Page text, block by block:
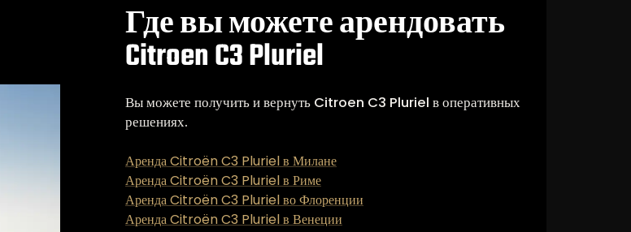
Где вы можете арендовать
Citroen C3 Pluriel
Вы можете получить и вернуть Citroen C3 Pluriel в оперативных
решениях.
Аренда Citroën C3 Pluriel в Милане
Аренда Citroën C3 Pluriel в Риме
Аренда Citroën C3 Pluriel во Флоренции
Аренда Citroën C3 Pluriel в Венеции